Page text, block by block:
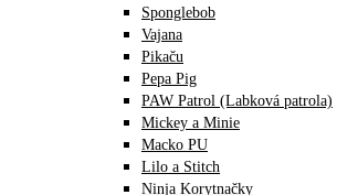
Sponglebob
Vajana
Pikaču
Pepa Pig
PAW Patrol (Labková patrola)
Mickey a Minie
Macko PU
Lilo a Stitch
Ninja Korytnačky